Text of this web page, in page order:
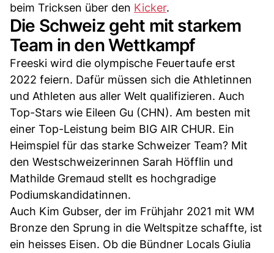
beim Tricksen über den Kicker.
Die Schweiz geht mit starkem
Team in den Wettkampf
Freeski wird die olympische Feuertaufe erst
2022 feiern. Dafür müssen sich die Athletinnen
und Athleten aus aller Welt qualifizieren. Auch
Top-Stars wie Eileen Gu (CHN). Am besten mit
einer Top-Leistung beim BIG AIR CHUR. Ein
Heimspiel für das starke Schweizer Team? Mit
den Westschweizerinnen Sarah Höfflin und
Mathilde Gremaud stellt es hochgradige
Podiumskandidatinnen.
Auch Kim Gubser, der im Frühjahr 2021 mit WM
Bronze den Sprung in die Weltspitze schaffte, ist
ein heisses Eisen. Ob die Bündner Locals Giulia